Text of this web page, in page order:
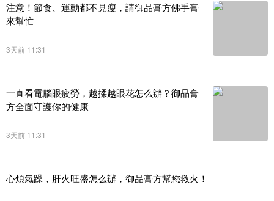
注意！節食、運動都不見瘦，請御品膏方佛手膏
來幫忙
3天前 11:31
一直看電腦眼疲勞，越揉越眼花怎么辦？御品膏
方全面守護你的健康
3天前 11:31
心煩氣躁，肝火旺盛怎么辦，御品膏方幫您救火！